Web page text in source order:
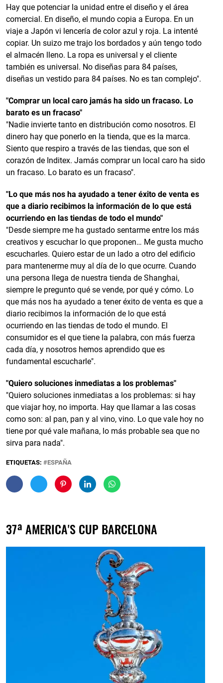
Hay que potenciar la unidad entre el diseño y el área
comercial. En diseño, el mundo copia a Europa. En un
viaje a Japón vi lencería de color azul y roja. La intenté
copiar. Un suizo me trajo los bordados y aún tengo todo
el almacén lleno. La ropa es universal y el cliente
también es universal. No diseñas para 84 países,
diseñas un vestido para 84 países. No es tan complejo".
"Comprar un local caro jamás ha sido un fracaso. Lo
barato es un fracaso"
"Nadie invierte tanto en distribución como nosotros. El
dinero hay que ponerlo en la tienda, que es la marca.
Siento que respiro a través de las tiendas, que son el
corazón de Inditex. Jamás comprar un local caro ha sido
un fracaso. Lo barato es un fracaso".
"Lo que más nos ha ayudado a tener éxito de venta es
que a diario recibimos la información de lo que está
ocurriendo en las tiendas de todo el mundo"
"Desde siempre me ha gustado sentarme entre los más
creativos y escuchar lo que proponen… Me gusta mucho
escucharles. Quiero estar de un lado a otro del edificio
para mantenerme muy al día de lo que ocurre. Cuando
una persona llega de nuestra tienda de Shanghai,
siempre le pregunto qué se vende, por qué y cómo. Lo
que más nos ha ayudado a tener éxito de venta es que a
diario recibimos la información de lo que está
ocurriendo en las tiendas de todo el mundo. El
consumidor es el que tiene la palabra, con más fuerza
cada día, y nosotros hemos aprendido que es
fundamental escucharle".
"Quiero soluciones inmediatas a los problemas"
"Quiero soluciones inmediatas a los problemas: si hay
que viajar hoy, no importa. Hay que llamar a las cosas
como son: al pan, pan y al vino, vino. Lo que vale hoy no
tiene por qué vale mañana, lo más probable sea que no
sirva para nada".
ETIQUETAS: ESPAÑA
37ª AMERICA'S CUP BARCELONA